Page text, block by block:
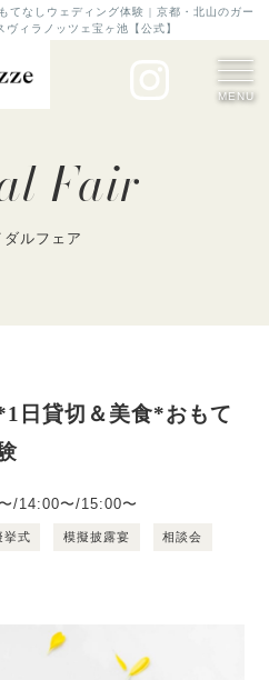
てなしウェディング体験 | 京都・北山のガー
ィラノッツェ宝ヶ池【公式】
MENU
Fair
ダルフェア
日貸切＆美食*おもて
/14:00〜/15:00〜
挙式 模擬披露宴 相談会